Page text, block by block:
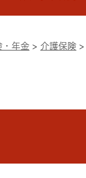
・年金 > 介護保険 >